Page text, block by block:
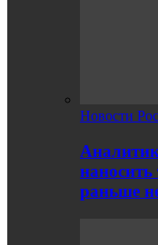
Новости
раньше